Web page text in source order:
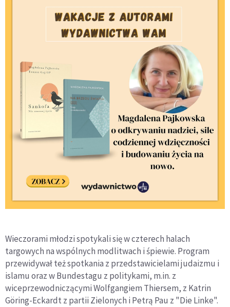
Wieczorami młodzi spotykali się w czterech halach
targowych na wspólnych modlitwach i śpiewie. Program
przewidywał też spotkania z przedstawicielami judaizmu i
islamu oraz w Bundestagu z politykami, m.in. z
wiceprzewodniczącymi Wolfgangiem Thiersem, z Katrin
Göring-Eckardt z partii Zielonych i Petrą Pau z "Die Linke".